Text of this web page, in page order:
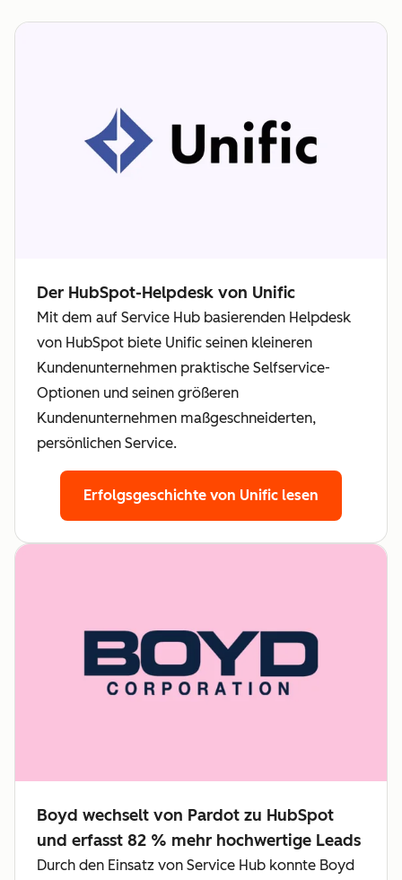
Der HubSpot-Helpdesk von Unific
Mit dem auf Service Hub basierenden Helpdesk
von HubSpot biete Unific seinen kleineren
Kundenunternehmen praktische Selfservice-
Optionen und seinen größeren
Kundenunternehmen maßgeschneiderten,
persönlichen Service.
Erfolgsgeschichte von Unific lesen
Boyd wechselt von Pardot zu HubSpot
und erfasst 82 % mehr hochwertige Leads
Durch den Einsatz von Service Hub konnte Boyd